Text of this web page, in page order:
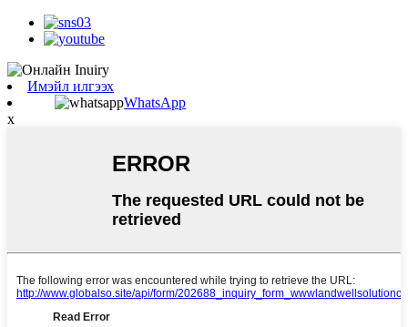
Имэйл илгээх
WhatsApp
x